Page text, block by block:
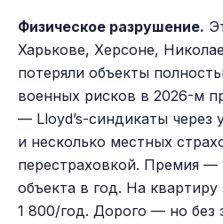
Физическое разрушение.
Харькове, Херсоне,
потеряли объекты
военных рисков в 2026-м
— Lloyd’s-синдикаты через
и несколько местных
перестраховкой. Премия —
объекта в год. На
1 800/год. Дорого — но без